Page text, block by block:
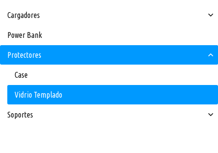
Cargadores
Power Bank
Protectores
Case
Vidrio Templado
Soportes